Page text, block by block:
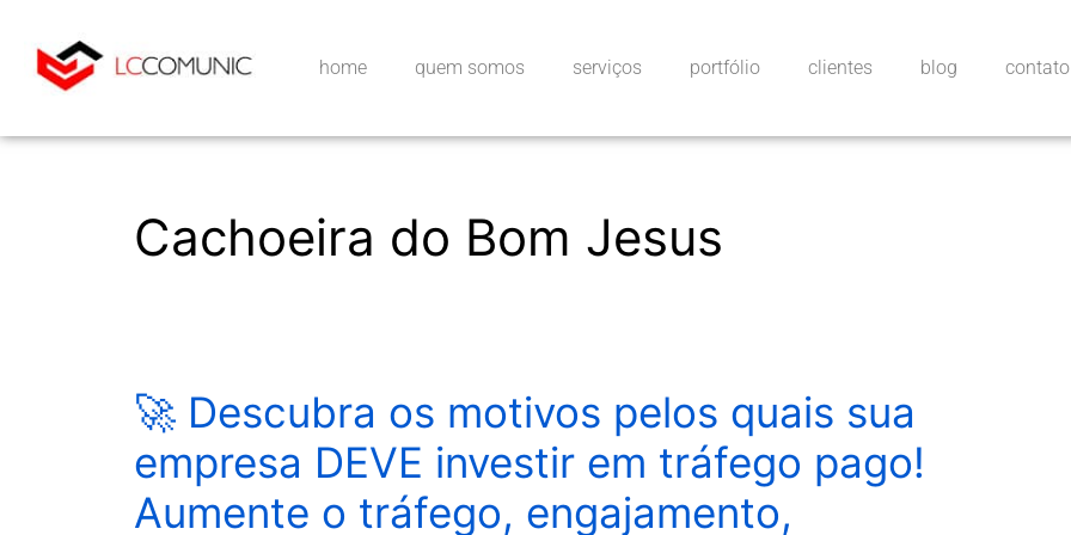
home quem somos serviços portfólio clientes blog contato
Cachoeira do Bom Jesus
🚀 Descubra os motivos pelos quais sua
empresa DEVE investir em tráfego pago!
Aumente o tráfego, engajamento,